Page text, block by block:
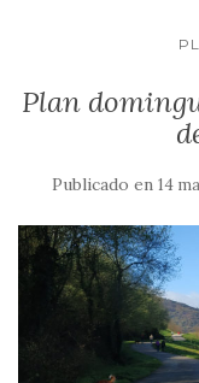
Plan
Publicado en 14